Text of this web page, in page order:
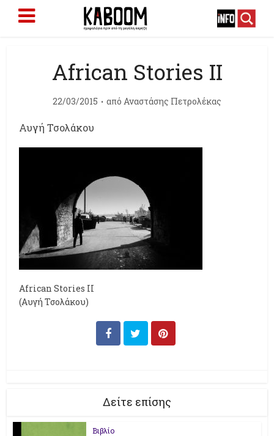
African Stories II
22/03/2015 από Αναστάσης Πετρολέκας
Αυγή Τσολάκου
African Stories II
(Αυγή Τσολάκου)
Δείτε επίσης
Βιβλίο